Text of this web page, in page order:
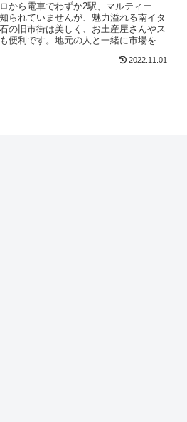
から電車でわずか2駅、マルティー
られていませんが、魅力溢れる南イタ
の旧市街は美しく、お土産屋さんやス
便利です。地元の人と一緒に市場を歩
2022.11.01